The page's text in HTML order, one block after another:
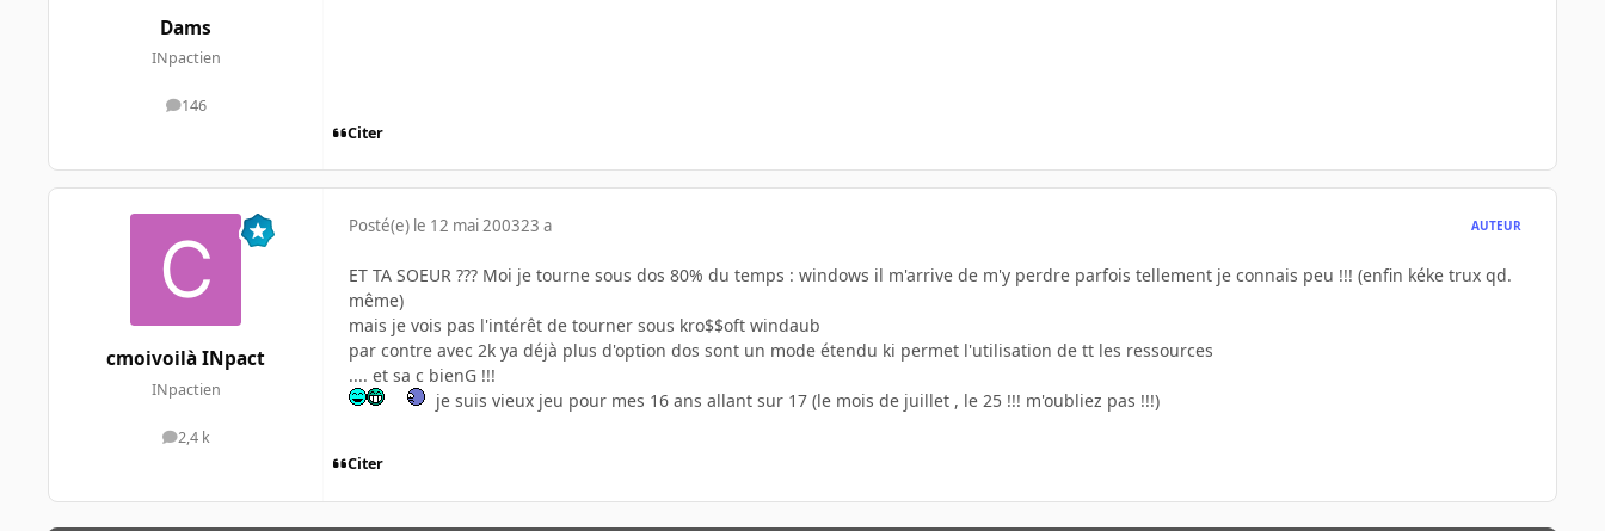
Dams
INpactien
146
messages
Citer
cmoivoilà INpact
INpactien
2,4 k
messages
Posté(e) le 12 mai 200323 a AUTEUR
ET TA SOEUR ??? Moi je tourne sous dos 80% du temps : windows il m'arrive de m'y perdre parfois tellement je connais peu !!! (enfin kéke trux qd.
même)
mais je vois pas l'intérêt de tourner sous kro$$oft windaub
par contre avec 2k ya déjà plus d'option dos sont un mode étendu ki permet l'utilisation de tt les ressources
.... et sa c bienG !!!
je suis vieux jeu pour mes 16 ans allant sur 17 (le mois de juillet , le 25 !!! m'oubliez pas !!!)
Citer